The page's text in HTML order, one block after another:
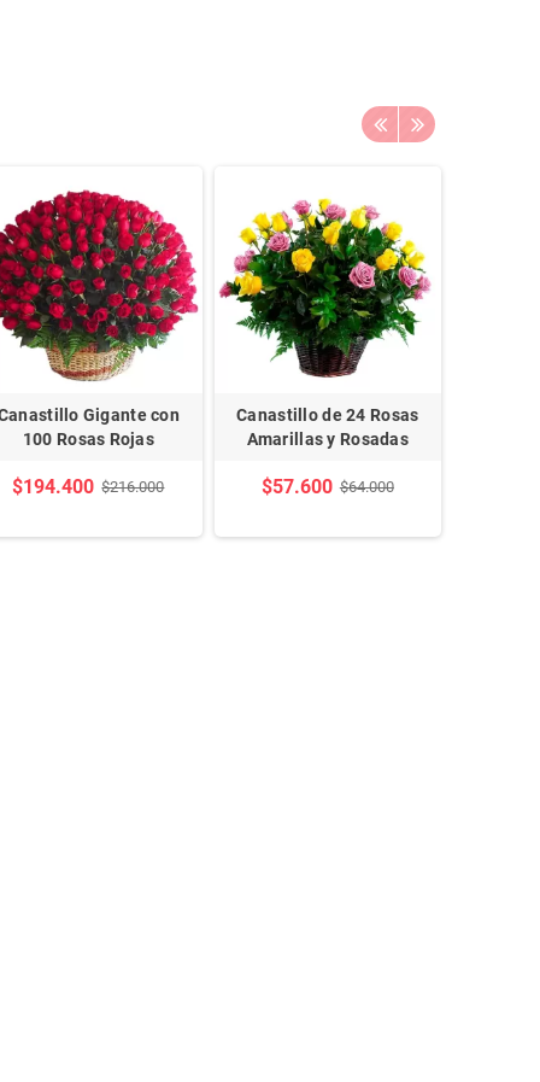
Gigante con
100 Rosas Rojas
$194.400 $216.000
Canastillo de 24 Rosas
Amarillas y Rosadas
$57.600 $64.000